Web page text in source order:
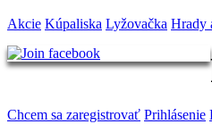
Akcie Kúpaliska Lyžovačka Hrady
Chcem sa zaregistrovať Prihlásenie